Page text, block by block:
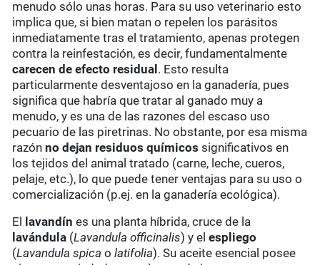
menudo sólo unas horas. Para su uso veterinario esto
implica que, si bien matan o repelen los parásitos
inmediatamente tras el tratamiento, apenas protegen
contra la reinfestación, es decir, fundamentalmente
carecen de efecto residual . Esto resulta
particularmente desventajoso en la ganadería, pues
significa que habría que tratar al ganado muy a
menudo, y es una de las razones del escaso uso
pecuario de las piretrinas. No obstante, por esa misma
razónno dejan residuos químicos significativos en
los tejidos del animal tratado (carne, leche, cueros,
pelaje, etc.), lo que puede tener ventajas para su uso o
comercialización (p.ej. en la ganadería ecológica).
El
lavandín es una planta híbrida, cruce de la
lavándula (Lavandula officinalis) y elespliego
(Lavandula spica olatifolia). Su aceite esencial posee